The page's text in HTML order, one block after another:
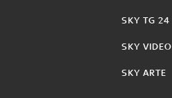
SKY TG 24
SKY VIDEO
SKY ARTE